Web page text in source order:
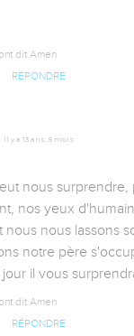
dit Amen
RÉPONDRE
Il y a 13 ans, 5 mois
nous surprendre,
nos yeux
nous nous lassons
notre père
il vous
dit Amen
RÉPONDRE